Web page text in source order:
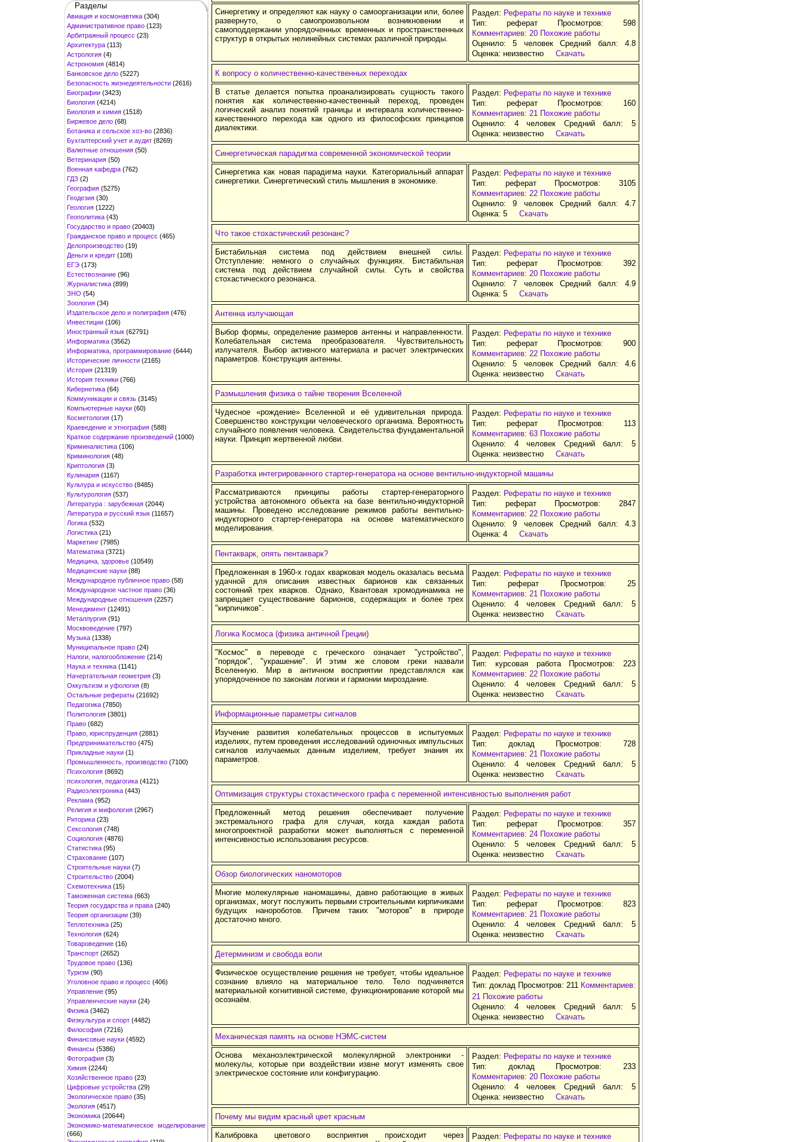
Разделы
Авиация и космонавтика (304)
Административное право (123)
Арбитражный процесс (23)
Архитектура (113)
Астрология (4)
Астрономия (4814)
Банковское дело (5227)
Безопасность жизнедеятельности (2616)
Биографии (3423)
Биология (4214)
Биология и химия (1518)
Биржевое дело (68)
Ботаника и сельское хоз-во (2836)
Бухгалтерский учет и аудит (8269)
Валютные отношения (50)
Ветеринария (50)
Военная кафедра (762)
ГДЗ (2)
География (5275)
Геодезия (30)
Геология (1222)
Геополитика (43)
Государство и право (20403)
Гражданское право и процесс (465)
Делопроизводство (19)
Деньги и кредит (108)
ЕГЭ (173)
Естествознание (96)
Журналистика (899)
ЗНО (54)
Зоология (34)
Издательское дело и полиграфия (476)
Инвестиции (106)
Иностранный язык (62791)
Информатика (3562)
Информатика, программирование (6444)
Исторические личности (2165)
История (21319)
История техники (766)
Кибернетика (64)
Коммуникации и связь (3145)
Компьютерные науки (60)
Косметология (17)
Краеведение и этнография (588)
Краткое содержание произведений (1000)
Криминалистика (106)
Криминология (48)
Криптология (3)
Кулинария (1167)
Культура и искусство (8485)
Культурология (537)
Литература : зарубежная (2044)
Литература и русский язык (11657)
Логика (532)
Логистика (21)
Маркетинг (7985)
Математика (3721)
Медицина, здоровье (10549)
Медицинские науки (88)
Международное публичное право (58)
Международное частное право (36)
Международные отношения (2257)
Менеджмент (12491)
Металлургия (91)
Москвоведение (797)
Музыка (1338)
Муниципальное право (24)
Налоги, налогообложение (214)
Наука и техника (1141)
Начертательная геометрия (3)
Оккультизм и уфология (8)
Остальные рефераты (21692)
Педагогика (7850)
Политология (3801)
Право (682)
Право, юриспруденция (2881)
Предпринимательство (475)
Прикладные науки (1)
Промышленность, производство (7100)
Психология (8692)
психология, педагогика (4121)
Радиоэлектроника (443)
Реклама (952)
Религия и мифология (2967)
Риторика (23)
Сексология (748)
Социология (4876)
Статистика (95)
Страхование (107)
Строительные науки (7)
Строительство (2004)
Схемотехника (15)
Таможенная система (663)
Теория государства и права (240)
Теория организации (39)
Теплотехника (25)
Технология (624)
Товароведение (16)
Транспорт (2652)
Трудовое право (136)
Туризм (90)
Уголовное право и процесс (406)
Управление (95)
Управленческие науки (24)
Физика (3462)
Физкультура и спорт (4482)
Философия (7216)
Финансовые науки (4592)
Финансы (5386)
Фотография (3)
Химия (2244)
Хозяйственное право (23)
Цифровые устройства (29)
Экологическое право (35)
Экология (4517)
Экономика (20644)
Экономико-математическое моделирование
(666)
Синергетику и определяют как науку о самоорганизации или, более
развернуто, о самопроизвольном возникновении и
самоподдержании упорядоченных временных и пространственных
структур в открытых нелинейных системах различной природы.
Раздел: Рефераты по науке и технике
Тип: реферат Просмотров: 598
Комментариев: 20 Похожие работы
Оценило: 5 человек Средний балл: 4.8
Оценка: неизвестно Скачать
К вопросу о количественно-качественных переходах
В статье делается попытка проанализировать сущность такого
понятия как количественно-качественный переход, проведен
логический анализ понятий границы и интервала количественно-
качественного перехода как одного из философских принципов
диалектики.
Раздел: Рефераты по науке и технике
Тип: реферат Просмотров: 160
Комментариев: 21 Похожие работы
Оценило: 4 человек Средний балл: 5
Оценка: неизвестно Скачать
Синергетическая парадигма современной экономической теории
Синергетика как новая парадигма науки. Категориальный аппарат
синергетики. Синергетический стиль мышления в экономике.
Раздел: Рефераты по науке и технике
Тип: реферат Просмотров: 3105
Комментариев: 22 Похожие работы
Оценило: 9 человек Средний балл: 4.7
Оценка: 5 Скачать
Что такое стохастический резонанс?
Бистабильная система под действием внешней силы.
Отступление: немного о случайных функциях. Бистабильная
система под действием случайной силы. Суть и свойства
стохастического резонанса.
Раздел: Рефераты по науке и технике
Тип: реферат Просмотров: 392
Комментариев: 20 Похожие работы
Оценило: 7 человек Средний балл: 4.9
Оценка: 5 Скачать
Антенна излучающая
Выбор формы, определение размеров антенны и направленности.
Колебательная система преобразователя. Чувствительность
излучателя. Выбор активного материала и расчет электрических
параметров. Конструкция антенны.
Раздел: Рефераты по науке и технике
Тип: реферат Просмотров: 900
Комментариев: 22 Похожие работы
Оценило: 5 человек Средний балл: 4.6
Оценка: неизвестно Скачать
Размышления физика о тайне творения Вселенной
Чудесное «рождение» Вселенной и её удивительная природа.
Совершенство конструкции человеческого организма. Вероятность
случайного появления человека. Свидетельства фундаментальной
науки. Принцип жертвенной любви.
Раздел: Рефераты по науке и технике
Тип: реферат Просмотров: 113
Комментариев: 63 Похожие работы
Оценило: 4 человек Средний балл: 5
Оценка: неизвестно Скачать
Разработка интегрированного стартер-генератора на основе вентильно-индукторной машины
Рассматриваются принципы работы стартер-генераторного
устройства автономного объекта на базе вентильно-индукторной
машины. Проведено исследование режимов работы вентильно-
индукторного стартер-генератора на основе математического
моделирования.
Раздел: Рефераты по науке и технике
Тип: реферат Просмотров: 2847
Комментариев: 22 Похожие работы
Оценило: 9 человек Средний балл: 4.3
Оценка: 4 Скачать
Пентакварк, опять пентакварк?
Предложенная в 1960-х годах кварковая модель оказалась весьма
удачной для описания известных барионов как связанных
состояний трех кварков. Однако, Квантовая хромодинамика не
запрещает существование барионов, содержащих и более трех
"кирпичиков".
Раздел: Рефераты по науке и технике
Тип: реферат Просмотров: 25
Комментариев: 21 Похожие работы
Оценило: 4 человек Средний балл: 5
Оценка: неизвестно Скачать
Логика Космоса (физика античной Греции)
"Космос" в переводе с греческого означает "устройство",
"порядок", "украшение". И этим же словом греки назвали
Вселенную. Мир в античном восприятии представлялся как
упорядоченное по законам логики и гармонии мироздание.
Раздел: Рефераты по науке и технике
Тип: курсовая работа Просмотров: 223
Комментариев: 22 Похожие работы
Оценило: 4 человек Средний балл: 5
Оценка: неизвестно Скачать
Информационные параметры сигналов
Изучение развития колебательных процессов в испытуемых
изделиях, путем проведения исследований одиночных импульсных
сигналов излучаемых данным изделием, требует знания их
параметров.
Раздел: Рефераты по науке и технике
Тип: доклад Просмотров: 728
Комментариев: 21 Похожие работы
Оценило: 4 человек Средний балл: 5
Оценка: неизвестно Скачать
Оптимизация структуры стохастического графа c переменной интенсивностью выполнения работ
Предложенный метод решения обеспечивает получение
экстремального графа для случая, когда каждая работа
многопроектной разработки может выполняться с переменной
интенсивностью использования ресурсов.
Раздел: Рефераты по науке и технике
Тип: реферат Просмотров: 357
Комментариев: 24 Похожие работы
Оценило: 5 человек Средний балл: 5
Оценка: неизвестно Скачать
Обзор биологических наномоторов
Многие молекулярные наномашины, давно работающие в живых
организмах, могут послужить первыми строительными кирпичиками
будущих нанороботов. Причем таких "моторов" в природе
достаточно много.
Раздел: Рефераты по науке и технике
Тип: реферат Просмотров: 823
Комментариев: 21 Похожие работы
Оценило: 4 человек Средний балл: 5
Оценка: неизвестно Скачать
Детерминизм и свобода воли
Физическое осуществление решения не требует, чтобы идеальное
сознание влияло на материальное тело. Тело подчиняется
материальной когнитивной системе, функционирование которой мы
осознаём.
Раздел: Рефераты по науке и технике
Тип: доклад Просмотров: 211 Комментариев:
21 Похожие работы
Оценило: 4 человек Средний балл: 5
Оценка: неизвестно Скачать
Механическая память на основе НЭМС-систем
Основа механоэлектрической молекулярной электроники -
молекулы, которые при воздействии извне могут изменять свое
электрическое состояние или конфигурацию.
Раздел: Рефераты по науке и технике
Тип: доклад Просмотров: 233
Комментариев: 20 Похожие работы
Оценило: 4 человек Средний балл: 5
Оценка: неизвестно Скачать
Почему мы видим кpасный цвет кpасным
Калибровка цветового восприятия происходит через
Раздел: Рефераты по науке и технике